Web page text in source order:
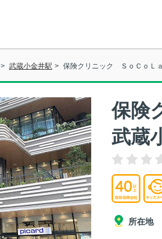
> 武蔵小金井駅 > 保険クリニック ＳｏＣｏＬ
保険
武蔵
所在地